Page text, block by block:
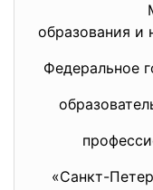
образования и
Федеральное
«Санкт-